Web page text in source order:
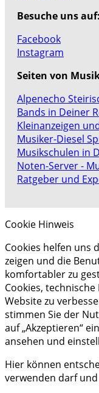
Besuche uns auf:
Facebook
Instagram
Seiten von
Alpenecho
Bands in Deiner
Kleinanzeigen
Musiker-Diesel
Musikschulen in
Noten-Server -
Ratgeber und
Cookie Hinweis
Cookies helfen uns
zeigen und die
komfortabler zu
Cookies,
Website zu
stimmen Sie der
auf „Akzeptieren“
ansehen und
Hier können
verwenden darf